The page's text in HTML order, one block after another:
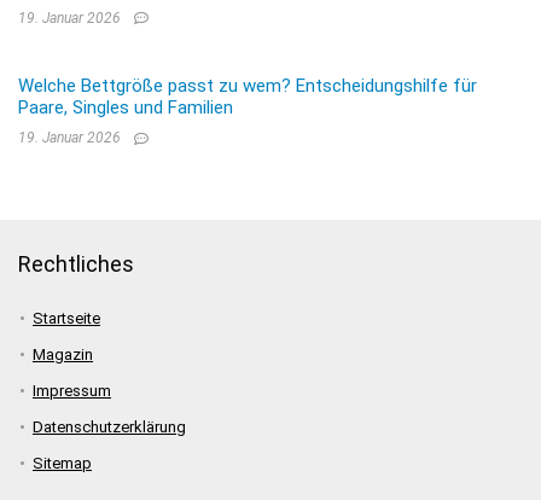
19. Januar 2026
Welche Bettgröße passt zu wem? Entscheidungshilfe für
Paare, Singles und Familien
19. Januar 2026
Rechtliches
Startseite
Magazin
Impressum
Datenschutzerklärung
Sitemap